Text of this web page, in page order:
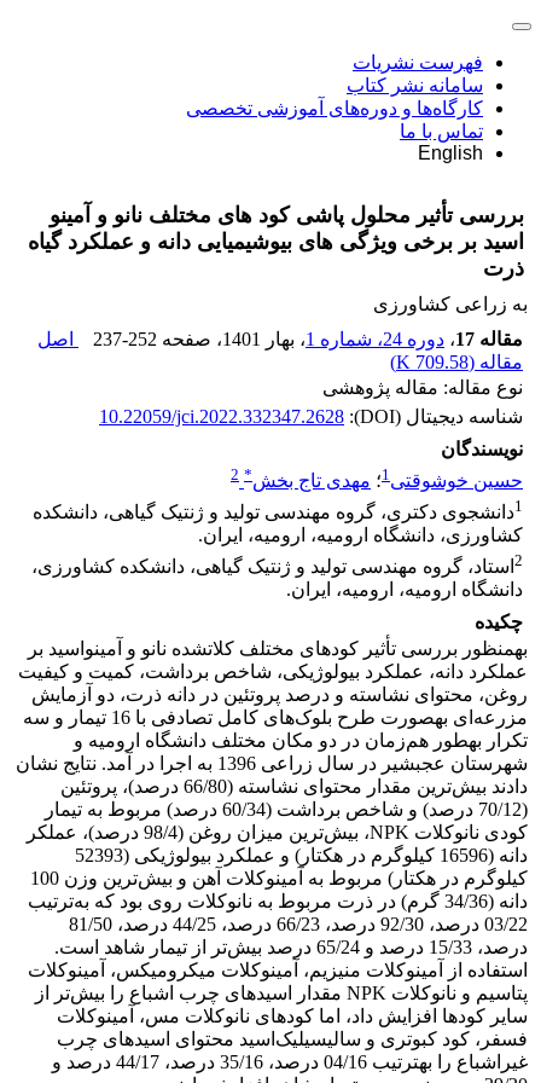
فهرست نشریات
سامانه نشر کتاب
کارگاه‌ها و دوره‌های آموزشی تخصصی
تماس با ما
English
بررسی تأثیر محلول پاشی کود های مختلف نانو و آمینو
اسید بر برخی ویژگی‌ های بیوشیمیایی دانه و عملکرد گیاه
ذرت
به زراعی کشاورزی
مقاله 17
، دوره 24، شماره 1 ، بهار 1401 ، صفحه 237-252
اصل
مقاله (709.58 K
)
نوع مقاله: مقاله پژوهشی
شناسه دیجیتال (DOI):
10.22059/jci.2022.332347.2628
نویسندگان
حسین خوشوقتی1؛ مهدی تاج بخش*
2
1دانشجوی دکتری، گروه مهندسی تولید و ژنتیک گیاهی، دانشکده
کشاورزی، دانشگاه ارومیه، ارومیه، ایران.
2 استاد، گروه مهندسی تولید و ژنتیک گیاهی، دانشکده کشاورزی،
دانشگاه ارومیه، ارومیه، ایران.
چکیده
به­منظور بررسی تأثیر کودهای مختلف کلات­شده نانو و آمینواسید بر
عملکرد دانه، عملکرد بیولوژیکی، شاخص برداشت، کمیت و کیفیت
روغن، محتوای نشاسته و درصد پروتئین در دانه ذرت، دو آزمایش
مزرعه‌ای به­صورت طرح بلوک‌های کامل تصادفی با 16 تیمار و سه
تکرار به­طور هم‌زمان در دو مکان مختلف دانشگاه ارومیه و
شهرستان عجب­شیر در سال زراعی 1396 به اجرا در آمد. نتایج نشان
دادند بیش‌ترین مقدار محتوای نشاسته (66/80 درصد)، پروتئین
(70/12 درصد) و شاخص برداشت (60/34 درصد) مربوط به تیمار
کودی نانوکلات NPK، بیش‌ترین میزان روغن (98/4 درصد)، عملکر
دانه (16596 کیلوگرم در هکتار) و عملکرد بیولوژیکی (52393
کیلوگرم در هکتار) مربوط به آمینوکلات آهن و بیش‌ترین وزن 100
دانه (34/36 گرم) در ذرت مربوط به نانوکلات روی بود که به‌ترتیب
03/22 درصد، 92/30 درصد، 66/23 درصد، 44/25 درصد، 81/50
درصد، 15/33 درصد و 65/24 درصد بیش‌تر از تیمار شاهد است.
استفاده از آمینوکلات منیزیم، آمینوکلات میکرومیکس، آمینوکلات
پتاسیم و نانوکلات NPK مقدار اسیدهای چرب اشباع را بیش‌تر از
سایر کودها افزایش داد، اما کودهای نانوکلات مس، آمینوکلات
فسفر، کود کبوتری و سالیسیلیک‌اسید محتوای اسیدهای چرب
غیراشباع را به­ترتیب 04/16 درصد، 35/16 درصد، 44/17 درصد و